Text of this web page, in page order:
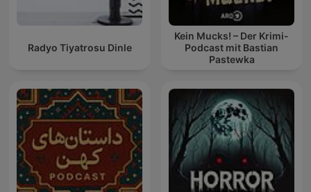
Radyo Tiyatrosu Dinle
Kein Mucks! – Der Krimi-
Podcast mit Bastian
Pastewka